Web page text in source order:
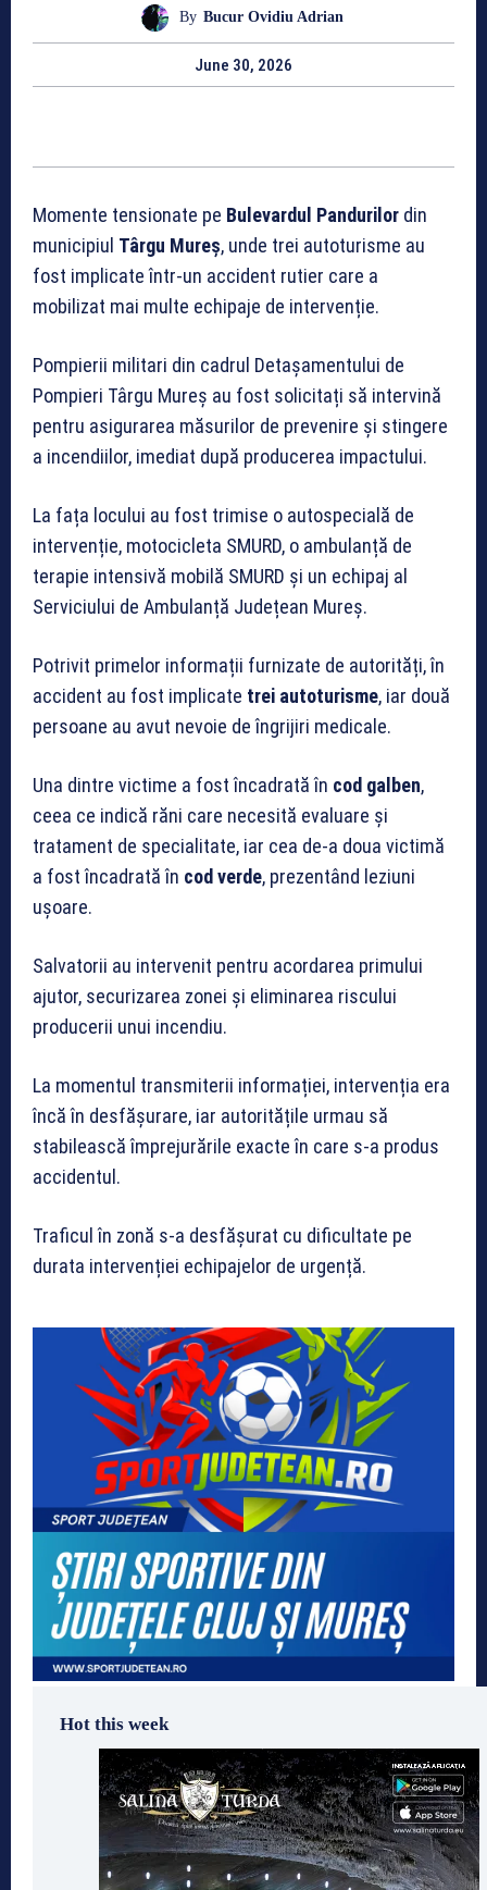
By Bucur Ovidiu Adrian
June 30, 2026
Momente tensionate pe Bulevardul Pandurilor din
municipiul Târgu Mureș, unde trei autoturisme au
fost implicate într-un accident rutier care a
mobilizat mai multe echipaje de intervenție.
Pompierii militari din cadrul Detașamentului de
Pompieri Târgu Mureș au fost solicitați să intervină
pentru asigurarea măsurilor de prevenire și stingere
a incendiilor, imediat după producerea impactului.
La fața locului au fost trimise o autospecială de
intervenție, motocicleta SMURD, o ambulanță de
terapie intensivă mobilă SMURD și un echipaj al
Serviciului de Ambulanță Județean Mureș.
Potrivit primelor informații furnizate de autorități, în
accident au fost implicate trei autoturisme, iar două
persoane au avut nevoie de îngrijiri medicale.
Una dintre victime a fost încadrată în cod galben,
ceea ce indică răni care necesită evaluare și
tratament de specialitate, iar cea de-a doua victimă
a fost încadrată în cod verde, prezentând leziuni
ușoare.
Salvatorii au intervenit pentru acordarea primului
ajutor, securizarea zonei și eliminarea riscului
producerii unui incendiu.
La momentul transmiterii informației, intervenția era
încă în desfășurare, iar autoritățile urmau să
stabilească împrejurările exacte în care s-a produs
accidentul.
Traficul în zonă s-a desfășurat cu dificultate pe
durata intervenției echipajelor de urgență.
Hot this week